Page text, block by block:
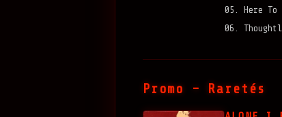
05. Here To
06.
Promo – Raretés